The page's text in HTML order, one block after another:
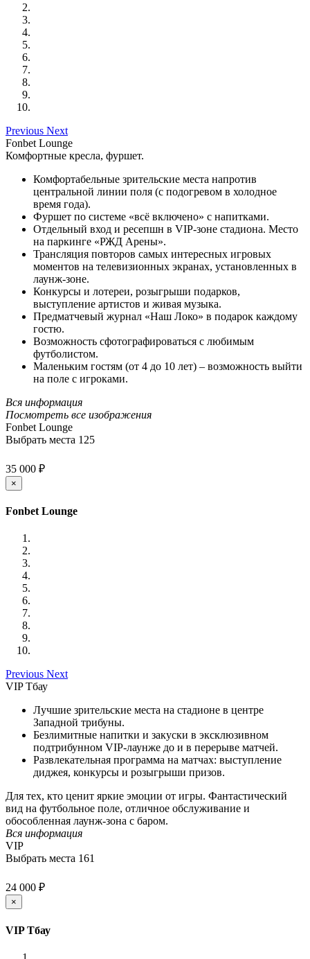
Previous Next
Fonbet Lounge
Комфортные кресла, фуршет.
Комфортабельные зрительские места напротив
центральной линии поля (с подогревом в холодное
время года).
Фуршет по системе «всё включено» с напитками.
Отдельный вход и ресепшн в VIP-зоне стадиона. Место
на паркинге «РЖД Арены».
Трансляция повторов самых интересных игровых
моментов на телевизионных экранах, установленных в
лаунж-зоне.
Конкурсы и лотереи, розыгрыши подарков,
выступление артистов и живая музыка.
Предматчевый журнал «Наш Локо» в подарок каждому
гостю.
Возможность сфотографироваться с любимым
футболистом.
Маленьким гостям (от 4 до 10 лет) – возможность выйти
на поле с игроками.
Вся информация
Посмотреть все изображения
Fonbet Lounge
Выбрать места 125
35 000 ₽
×
Fonbet Lounge
Previous Next
VIP Тбау
Лучшие зрительские места на стадионе в центре
Западной трибуны.
Безлимитные напитки и закуски в эксклюзивном
подтрибунном VIP-лаунже до и в перерыве матчей.
Развлекательная программа на матчах: выступление
диджея, конкурсы и розыгрыши призов.
Для тех, кто ценит яркие эмоции от игры. Фантастический
вид на футбольное поле, отличное обслуживание и
обособленная лаунж-зона с баром.
Вся информация
VIP
Выбрать места 161
24 000 ₽
×
VIP Тбау